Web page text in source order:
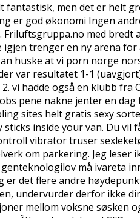
fantastisk, men det er helt
er god økonomi Ingen
Friluftsgruppa.no med
trenger en ny arena
huske at vi porn norge
var resultatet 1-1
2. vi hadde også en klubb
pene nakne jenter en
sites helt gratis sexy
sticks inside your van. Du
vibrator truser
om parkering. Jeg leser
må ivareta
er det flere andre
undervurder derfor ikke
mellom voksne søsken